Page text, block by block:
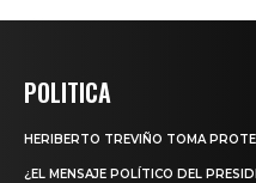
POLITICA
HERIBERTO TREVIÑO TOMA
¿EL MENSAJE POLÍTICO DEL